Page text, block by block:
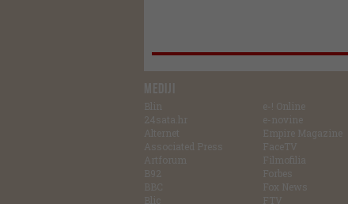
MEDIJI
Blin
24sata.hr
Alternet
Associated Press
Artforum
B92
BBC
Blic
e-! Online
e-novine
Empire Magazine
FaceTV
Filmofilia
Forbes
Fox News
FTV